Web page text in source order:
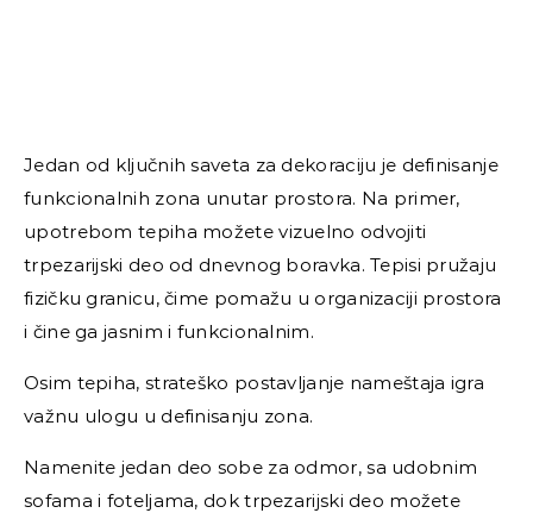
Jedan od ključnih saveta za dekoraciju je definisanje
funkcionalnih zona unutar prostora. Na primer,
upotrebom tepiha možete vizuelno odvojiti
trpezarijski deo od dnevnog boravka. Tepisi pružaju
fizičku granicu, čime pomažu u organizaciji prostora
i čine ga jasnim i funkcionalnim.
Osim tepiha, strateško postavljanje nameštaja igra
važnu ulogu u definisanju zona.
Namenite jedan deo sobe za odmor, sa udobnim
sofama i foteljama, dok trpezarijski deo možete